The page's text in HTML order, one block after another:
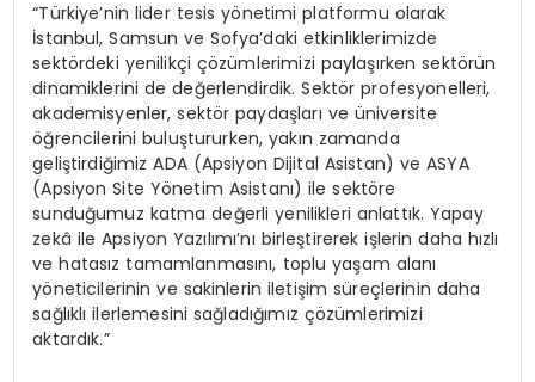
“Türkiye’nin lider tesis yönetimi platformu olarak
İstanbul, Samsun ve Sofya’daki etkinliklerimizde
sektördeki yenilikçi çözümlerimizi paylaşırken sektörün
dinamiklerini de değerlendirdik. Sektör profesyonelleri,
akademisyenler, sektör paydaşları ve üniversite
öğrencilerini buluştururken, yakın zamanda
geliştirdiğimiz ADA (Apsiyon Dijital Asistan) ve ASYA
(Apsiyon Site Yönetim Asistanı) ile sektöre
sunduğumuz katma değerli yenilikleri anlattık. Yapay
zekâ ile Apsiyon Yazılımı’nı birleştirerek işlerin daha hızlı
ve hatasız tamamlanmasını, toplu yaşam alanı
yöneticilerinin ve sakinlerin iletişim süreçlerinin daha
sağlıklı ilerlemesini sağladığımız çözümlerimizi
aktardık.”